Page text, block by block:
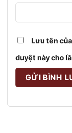
Lưu tên
duyệt này cho